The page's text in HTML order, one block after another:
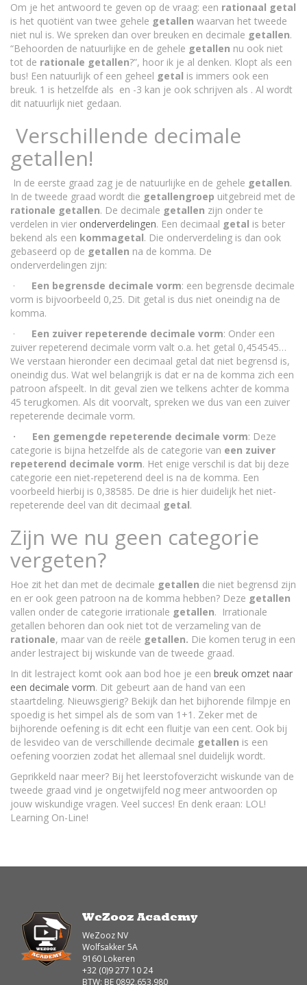
Om je het antwoord te geven op de vraag: een rationaal getal
is het quotiënt van twee gehele getallen waarvan het tweede
niet nul is. We spreken dan over breuken en decimale getallen.
“Behoorden de natuurlijke en de gehele getallen nu ook niet
tot de rationale getallen?”, hoor ik je al denken. Klopt als een
bus! Een natuurlijk of een geheel getal is immers ook een
breuk. 1 is hetzelfde als en -3 kan je ook schrijven als . Al wordt
dit natuurlijk niet gedaan.
Verschillende decimale
getallen!
In de eerste graad zag je de natuurlijke en de gehele getallen.
In de tweede graad wordt die getallengroep uitgebreid met de
rationale getallen. De decimale getallen zijn onder te
verdelen in vier onderverdelingen. Een decimaal getal is beter
bekend als een kommagetal. Die onderverdeling is dan ook
gebaseerd op de getallen na de komma. De
onderverdelingen zijn:
· Een begrensde decimale vorm: een begrensde decimale
vorm is bijvoorbeeld 0,25. Dit getal is dus niet oneindig na de
komma.
· Een zuiver repeterende decimale vorm: Onder een
zuiver repeterend decimale vorm valt o.a. het getal 0,454545…
We verstaan hieronder een decimaal getal dat niet begrensd is,
oneindig dus. Wat wel belangrijk is dat er na de komma zich een
patroon afspeelt. In dit geval zien we telkens achter de komma
45 terugkomen. Als dit voorvalt, spreken we dus van een zuiver
repeterende decimale vorm.
· Een gemengde repeterende decimale vorm: Deze
categorie is bijna hetzelfde als de categorie van een zuiver
repeterend decimale vorm. Het enige verschil is dat bij deze
categorie een niet-repeterend deel is na de komma. Een
voorbeeld hierbij is 0,38585. De drie is hier duidelijk het niet-
repeterende deel van dit decimaal getal.
Zijn we nu geen categorie
vergeten?
Hoe zit het dan met de decimale getallen die niet begrensd zijn
en er ook geen patroon na de komma hebben? Deze getallen
vallen onder de categorie irrationale getallen. Irrationale
getallen behoren dan ook niet tot de verzameling van de
rationale, maar van de reële getallen. Die komen terug in een
ander lestraject bij wiskunde van de tweede graad.
In dit lestraject komt ook aan bod hoe je een breuk omzet naar
een decimale vorm. Dit gebeurt aan de hand van een
staartdeling. Nieuwsgierig? Bekijk dan het bijhorende filmpje en
spoedig is het simpel als de som van 1+1. Zeker met de
bijhorende oefening is dit echt een fluitje van een cent. Ook bij
de lesvideo van de verschillende decimale getallen is een
oefening voorzien zodat het allemaal snel duidelijk wordt.
Geprikkeld naar meer? Bij het leerstofoverzicht wiskunde van de
tweede graad vind je ongetwijfeld nog meer antwoorden op
jouw wiskundige vragen. Veel succes! En denk eraan: LOL!
Learning On-Line!
WeZooz Academy
WeZooz NV
Wolfsakker 5A
9160 Lokeren
+32 (0)9 277 10 24
BTW: BE 0892.653.980